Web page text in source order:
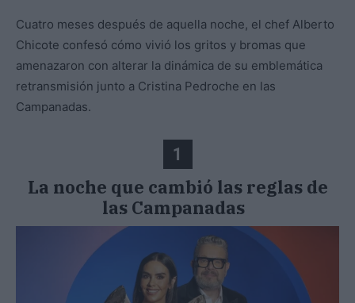
Cuatro meses después de aquella noche, el chef Alberto
Chicote confesó cómo vivió los gritos y bromas que
amenazaron con alterar la dinámica de su emblemática
retransmisión junto a Cristina Pedroche en las
Campanadas.
1
La noche que cambió las reglas de
las Campanadas